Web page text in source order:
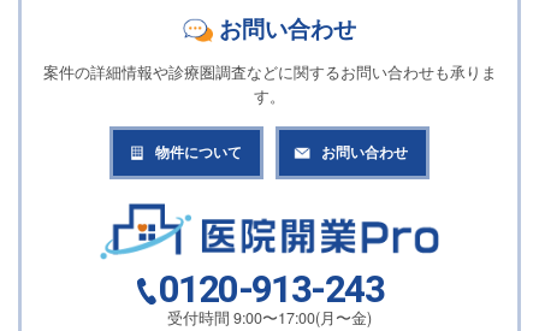
お問い合わせ
案件の詳細情報や診療圏調査などに関するお問い合わせも承りま
す。
物件について お問い合わせ
0120-913-243
受付時間 9:00〜17:00(月〜金)